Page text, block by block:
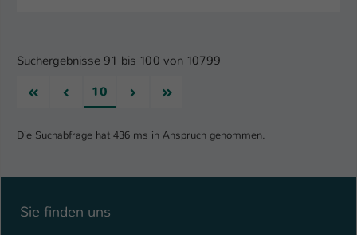
Suchergebnisse 91 bis 100 von 10799
Erste
Vorherige
10 NächsteLetzte
Die Suchabfrage hat 436 ms in Anspruch genommen.
Sie finden uns